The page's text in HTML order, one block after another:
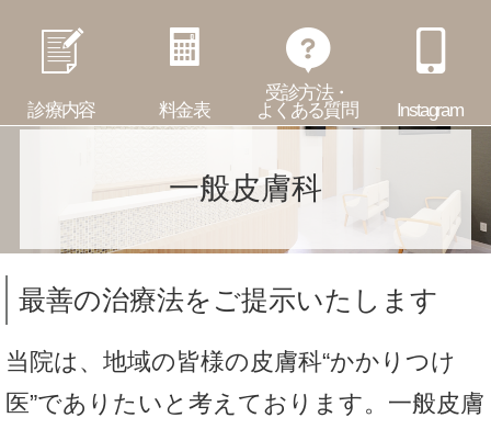
診療内容 料金表
受診方法・
よくある質問
Instagram
一般皮膚科
最善の治療法をご提示いたします
当院は、地域の皆様の皮膚科“かかりつけ
医”でありたいと考えております。一般皮膚